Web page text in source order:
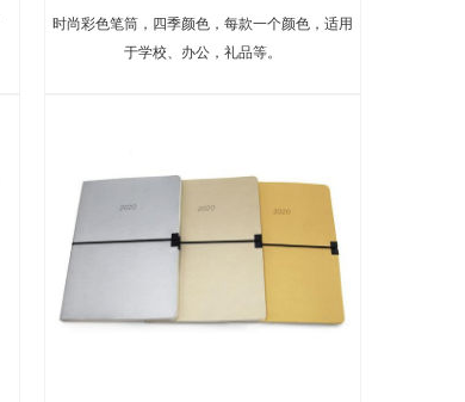
时尚彩色笔筒，四季颜色，每款一个颜色，适用
于学校、办公，礼品等。